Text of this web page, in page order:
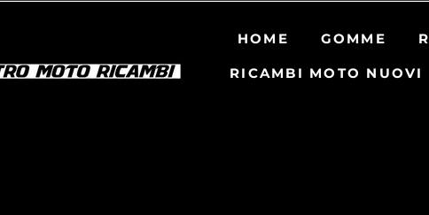
HOME GOMME
RICAMBI MOTO NUOVI